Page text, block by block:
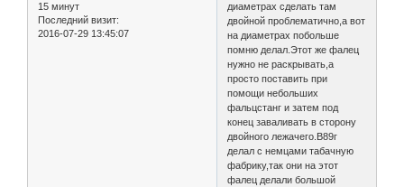
15 минут
Последний визит:
2016-07-29 13:45:07
диаметрах сделать там
двойной проблематично,а вот
на диаметрах побольше
помню делал.Этот же фалец
нужно не раскрывать,а
просто поставить при
помощи небольших
фальцстанг и затем под
конец заваливать в сторону
двойного лежачего.В89г
делал с немцами табачную
фабрику,так они на этот
фалец делали большой